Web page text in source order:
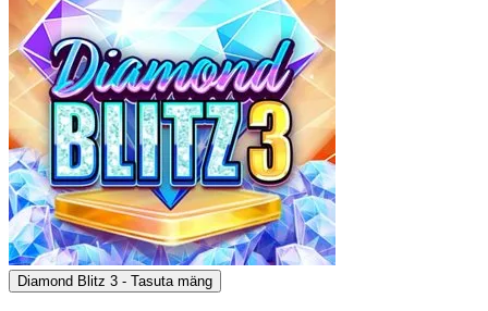
Diamond Blitz 3 - Tasuta mäng